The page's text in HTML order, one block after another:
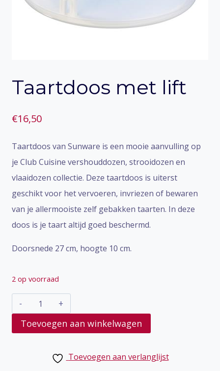
Taartdoos met lift
€16,50
Taartdoos van Sunware is een mooie aanvulling op
je Club Cuisine vershouddozen, strooidozen en
vlaaidozen collectie. Deze taartdoos is uiterst
geschikt voor het vervoeren, invriezen of bewaren
van je allermooiste zelf gebakken taarten. In deze
doos is je taart altijd goed beschermd.
Doorsnede 27 cm, hoogte 10 cm.
2 op voorraad
Taartdoos
met
lift
Toevoegen aan winkelwagen
Toevoegen aan verlanglijst